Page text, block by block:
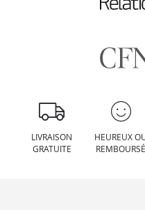
LIVRAISON
GRATUITE
HEUREUX
REMBOURSÉ